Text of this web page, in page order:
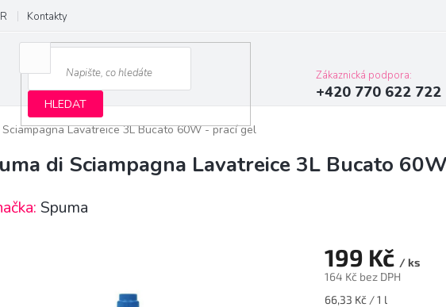
Kontakty
HLEDAT
Zákaznická podpora:
+420 770 622 722
Sciampagna Lavatreice 3L Bucato 60W - prací gel
di Sciampagna Lavatreice 3L Bucato
Spuma
199 Kč / ks
164 Kč bez DPH
Měrná
66,33 Kč / 1 l